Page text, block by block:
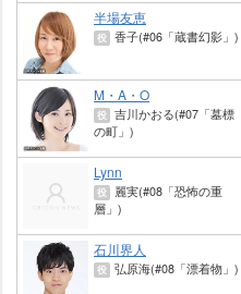
半場友恵
役 香子(#06「蔵書幻影」)
M・A・O
役 吉川かおる(#07「墓標
の町」)
Lynn
役
麗実(#08「恐怖の重
層」)
石川界人
役 弘原海(#08「漂着物」)